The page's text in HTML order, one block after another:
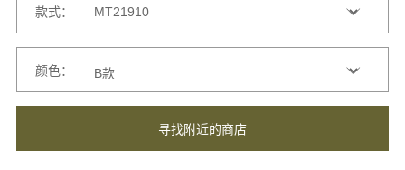
款式：
颜色：
寻找附近的商店